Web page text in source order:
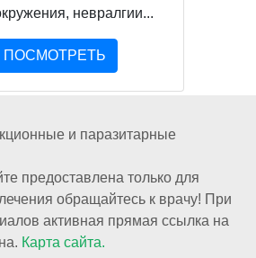
невралгии...
ПОСМОТРЕТЬ
и паразитарные
предоставлена только для
обращайтесь к врачу! При
активная прямая ссылка на
Карта сайта.